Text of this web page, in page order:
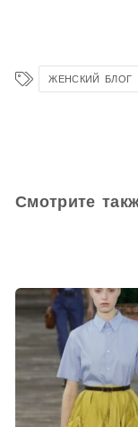
ЖЕНСКИЙ БЛОГ
Смотрите